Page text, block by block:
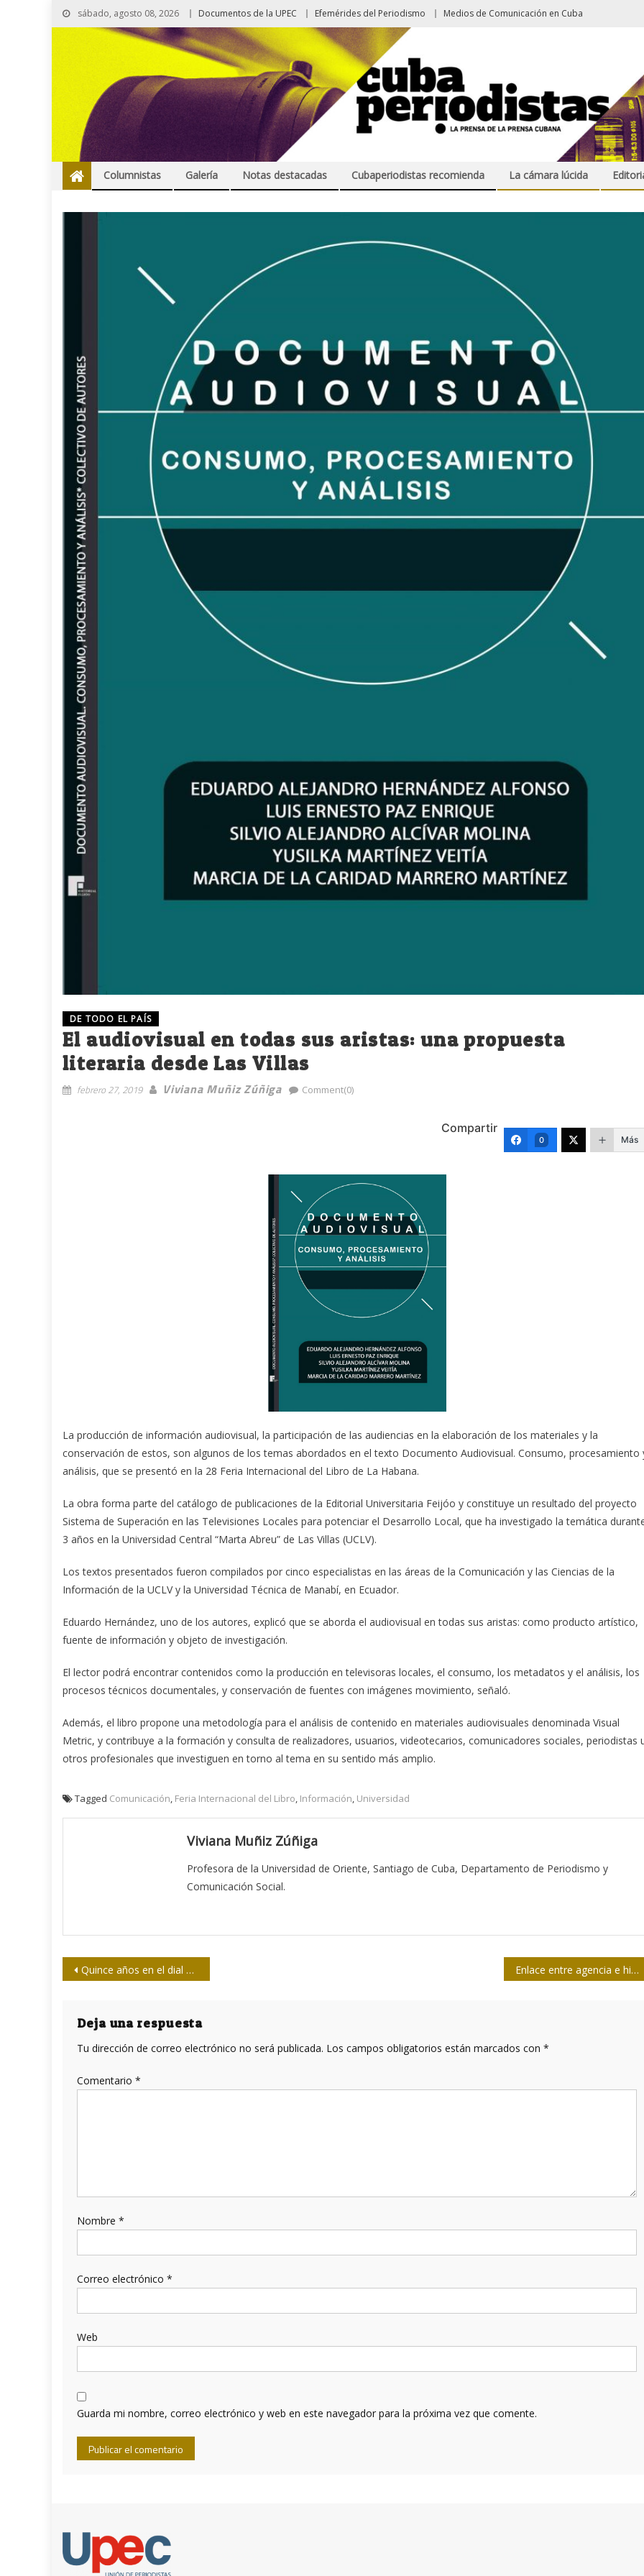
sábado, agosto 08, 2026 Documentos de la UPEC Efemérides del Periodismo Medios de Comunicación en Cuba
Columnistas Galería Notas destacadas Cubaperiodistas recomienda La cámara lúcida
DE TODO EL PAÍS
El audiovisual en todas sus aristas: una propuesta
literaria desde Las Villas
febrero 27, 2019 Viviana Muñiz Zúñiga Comment(0)
Compartir
0 Más
La producción de información audiovisual, la participación de las audiencias en la elaboración de los materiales y la
conservación de estos, son algunos de los temas abordados en el texto Documento Audiovisual. Consumo, procesamiento
análisis, que se presentó en la 28 Feria Internacional del Libro de La Habana.
La obra forma parte del catálogo de publicaciones de la Editorial Universitaria Feijóo y constituye un resultado del proyecto
Sistema de Superación en las Televisiones Locales para potenciar el Desarrollo Local, que ha investigado la temática
3 años en la Universidad Central “Marta Abreu” de Las Villas (UCLV).
Los textos presentados fueron compilados por cinco especialistas en las áreas de la Comunicación y las Ciencias de la
Información de la UCLV y la Universidad Técnica de Manabí, en Ecuador.
Eduardo Hernández, uno de los autores, explicó que se aborda el audiovisual en todas sus aristas: como producto artístico,
fuente de información y objeto de investigación.
El lector podrá encontrar contenidos como la producción en televisoras locales, el consumo, los metadatos y el análisis, los
procesos técnicos documentales, y conservación de fuentes con imágenes movimiento, señaló.
Además, el libro propone una metodología para el análisis de contenido en materiales audiovisuales denominada Visual
Metric, y contribuye a la formación y consulta de realizadores, usuarios, videotecarios, comunicadores sociales, periodistas
otros profesionales que investiguen en torno al tema en su sentido más amplio.
Tagged Comunicación, Feria Internacional del Libro, Información, Universidad
Viviana Muñiz Zúñiga
Profesora de la Universidad de Oriente, Santiago de Cuba, Departamento de Periodismo y
Comunicación Social.
Navegación
entradas
Quince años en el dial camagüeyano Enlace entre agencia e hipermedialidad
Deja una respuesta
Tu dirección de correo electrónico no será publicada. Los campos obligatorios están marcados con *
Comentario *
Nombre *
Correo electrónico *
Web
Guarda mi nombre, correo electrónico y web en este navegador para la próxima vez que comente.